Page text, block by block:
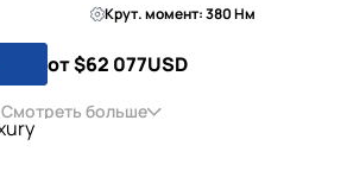
Крут. момент: 380 Нм
от $62 077USD
Смотреть больше